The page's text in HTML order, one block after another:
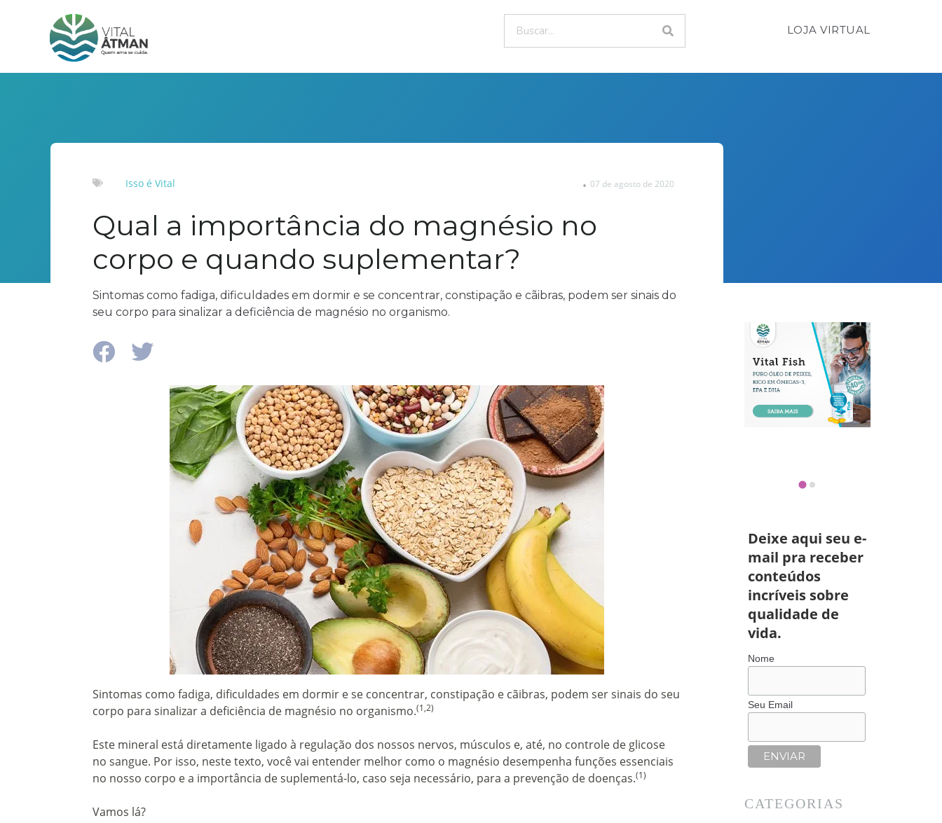
LOJA VIRTUAL
Isso é Vital 07 de agosto de 2020
Qual a importância do magnésio no
corpo e quando suplementar?
Sintomas como fadiga, dificuldades em dormir e se concentrar, constipação e cãibras, podem ser sinais do
seu corpo para sinalizar a deficiência de magnésio no organismo.
Sintomas como fadiga, dificuldades em dormir e se concentrar, constipação e cãibras, podem ser sinais do seu
corpo para sinalizar a deficiência de magnésio no organismo.(1,2)
Este mineral está diretamente ligado à regulação dos nossos nervos, músculos e, até, no controle de glicose
no sangue. Por isso, neste texto, você vai entender melhor como o magnésio desempenha funções essenciais
no nosso corpo e a importância de suplementá-lo, caso seja necessário, para a prevenção de doenças.(1)
Vamos lá?
Deixe aqui seu e-
mail pra receber
conteúdos
incríveis sobre
qualidade de
vida.
Nome
Seu Email
CATEGORIAS